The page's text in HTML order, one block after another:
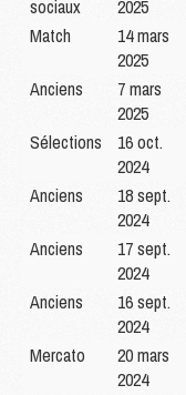
sociaux
2025
Match
14 mars
2025
Anciens
7 mars
2025
Sélections
16 oct.
2024
Anciens
18 sept.
2024
Anciens
17 sept.
2024
Anciens
16 sept.
2024
Mercato
20 mars
2024